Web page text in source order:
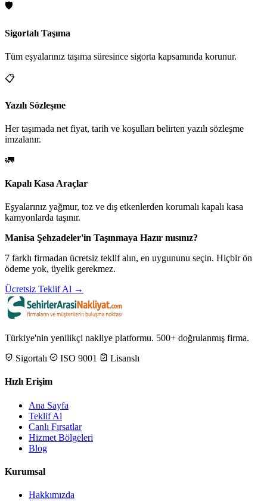
🛡️
Sigortalı Taşıma
Tüm eşyalarınız taşıma süresince sigorta kapsamında korunur.
📋
Yazılı Sözleşme
Her taşımada net fiyat, tarih ve koşulları belirten yazılı sözleşme
imzalanır.
🚛
Kapalı Kasa Araçlar
Eşyalarınız yağmur, toz ve dış etkenlerden korumalı kapalı kasa
kamyonlarda taşınır.
Manisa Şehzadeler'in Taşınmaya Hazır mısınız?
7 farklı firmadan ücretsiz teklif alın, en uygununu seçin. Hiçbir ön
ödeme yok, üyelik gerekmez.
Ücretsiz Teklif Al →
Türkiye'nin yenilikçi nakliye platformu. 500+ doğrulanmış firma.
Sigortalı
ISO 9001 Lisanslı
Hızlı Erişim
Ana Sayfa
Teklif Al
Canlı Fırsatlar
Hizmet Bölgeleri
Blog
Kurumsal
Hakkımızda